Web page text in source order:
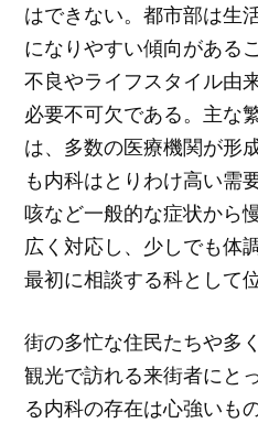
はできない。都市部は生
になりやすい傾向がある
不良やライフスタイル由
必要不可欠である。主な
は、多数の医療機関が形
も内科はとりわけ高い需
咳など一般的な症状から
広く対応し、少しでも体
最初に相談する科として
街の多忙な住民たちや多
観光で訪れる来街者にと
る内科の存在は心強いも